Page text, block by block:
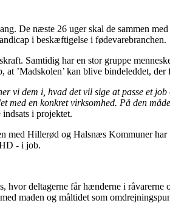
De næste 26 uger skal de sammen
i beskæftigelse i fødevarebranchen.
Samtidig har en stor gruppe
’Madskolen’ kan blive bindeleddet, der
dem i, hvad det vil sige at passe et
med en konkret virksomhed. På den
i projektet.
med Hillerød og Halsnæs Kommuner
- i job.
deltagerne får hænderne i
maden og måltidet som